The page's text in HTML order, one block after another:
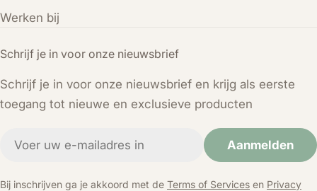
Schrijf je in voor onze nieuwsbrief
Schrijf je in voor onze nieuwsbrief en krijg als eerste
toegang tot nieuwe en exclusieve producten
Aanmelden
Bij inschrijven ga je akkoord met de Terms of Services en Privacy
Werken bij